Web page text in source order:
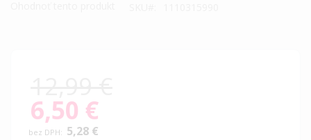
Special
Price
6,50 €
5,28 €